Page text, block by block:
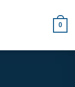
0